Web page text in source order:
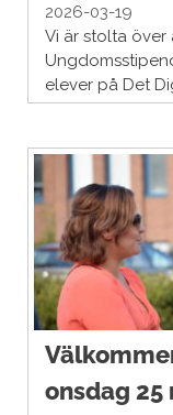
2026-03-19
Vi är stolta över
elever på Det
onsdag 25